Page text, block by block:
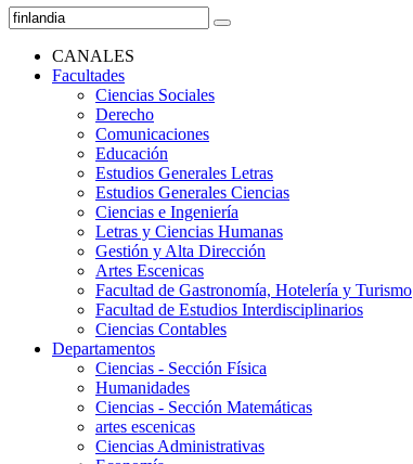
CANALES
Facultades
Ciencias Sociales
Derecho
Comunicaciones
Educación
Estudios Generales Letras
Estudios Generales Ciencias
Ciencias e Ingeniería
Letras y Ciencias Humanas
Gestión y Alta Dirección
Artes Escenicas
Facultad de Gastronomía, Hotelería y Turismo
Facultad de Estudios Interdisciplinarios
Ciencias Contables
Departamentos
Ciencias - Sección Física
Humanidades
Ciencias - Sección Matemáticas
artes escenicas
Ciencias Administrativas